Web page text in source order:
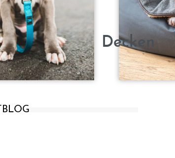
Decken
BLOG